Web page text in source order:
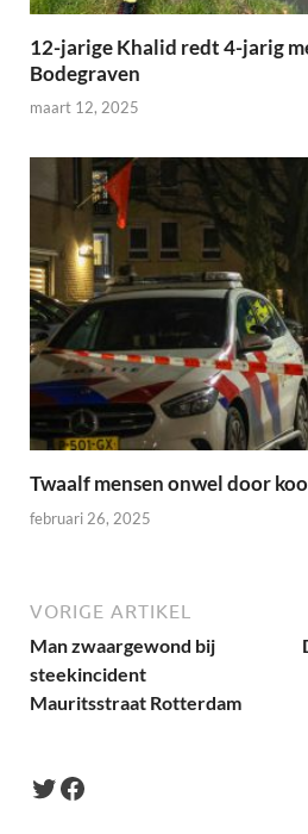
12-jarige Khalid redt 4-jarig
Bodegraven
maart 12, 2025
Twaalf mensen onwel door
februari 26, 2025
VORIGE ARTIKEL
Man zwaargewond bij
steekincident
Mauritsstraat Rotterdam